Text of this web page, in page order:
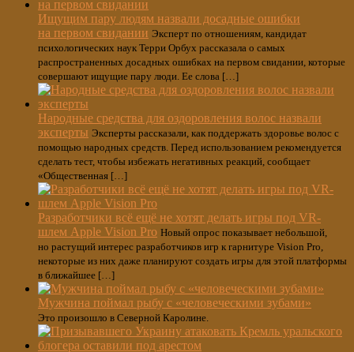
Ищущим пару людям назвали досадные ошибки
на первом свидании Эксперт по отношениям, кандидат
психологических наук Терри Орбух рассказала о самых
распространенных досадных ошибках на первом свидании, которые
совершают ищущие пару люди. Ее слова […]
Народные средства для оздоровления волос назвали
эксперты Эксперты рассказали, как поддержать здоровье волос с
помощью народных средств. Перед использованием рекомендуется
сделать тест, чтобы избежать негативных реакций, сообщает
«Общественная […]
Разработчики всё ещё не хотят делать игры под VR-
шлем Apple Vision Pro Новый опрос показывает небольшой,
но растущий интерес разработчиков игр к гарнитуре Vision Pro,
некоторые из них даже планируют создать игры для этой платформы
в ближайшее […]
Мужчина поймал рыбу с «человеческими зубами»
Это произошло в Северной Каролине.